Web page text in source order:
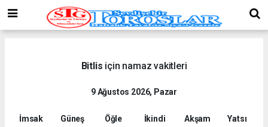
Bitlis için namaz vakitleri
9 Ağustos 2026, Pazar
İmsak
Güneş
Öğle
İkindi
Akşam
Yatsı